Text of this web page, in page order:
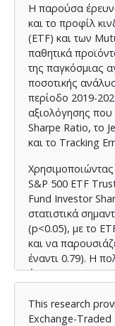
Η παρούσα
και το προφίλ
(ETF) και των
παθητικά
της παγκόσμιας
ποσοτικής
περίοδο 2019-
αξιολόγησης που
Sharpe Ratio, το
και το Tracking
S&P 500 ETF
Fund Investor
στατιστικά
(p<0.05), με το
και να
έναντι 0.79). Η
ότι το Expense
κόστος να
This research
Exchange-Traded